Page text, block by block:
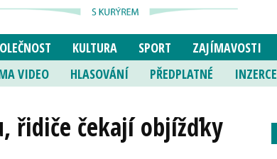
KULTURA SPORT ZAJÍMAVOSTI
VIDEO HLASOVÁNÍ PŘEDPLATNÉ INZERCE
řidiče čekají objížďky